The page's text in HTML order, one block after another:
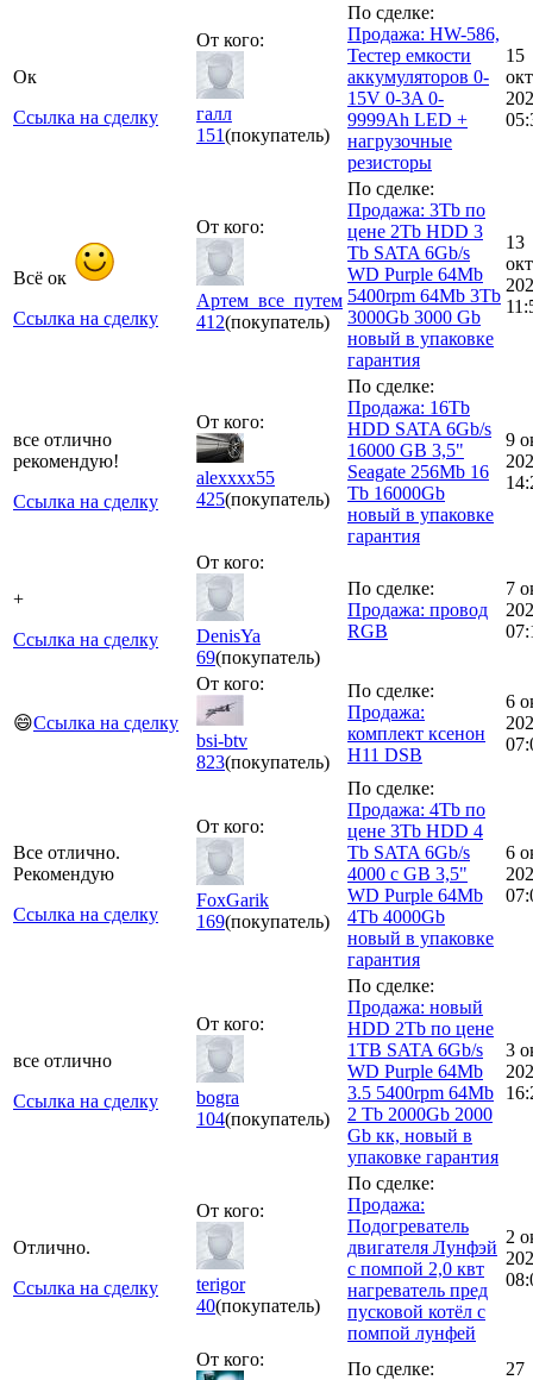
Ок
Ссылка на сделку
От кого:
галл
151(покупатель)
По сделке:
Продажа: HW-586,
Тестер емкости
аккумуляторов 0-
15V 0-3A 0-
9999Ah LED +
нагрузочные
резисторы
15
окт
Всё ок
Ссылка на сделку
От кого:
Артем_все_путем
412(покупатель)
По сделке:
Продажа: 3Tb по
цене 2Tb HDD 3
Tb SATA 6Gb/s
WD Purple 64Mb
5400rpm 64Mb 3Tb
3000Gb 3000 Gb
новый в упаковке
гарантия
13
окт
все отлично
рекомендую!
Ссылка на сделку
От кого:
alexxxx55
425(покупатель)
По сделке:
Продажа: 16Tb
HDD SATA 6Gb/s
16000 GB 3,5"
Seagate 256Mb 16
Tb 16000Gb
новый в упаковке
гарантия
9
+
Ссылка на сделку
От кого:
DenisYa
69(покупатель)
По сделке:
Продажа: провод
RGB
7
😄Ссылка на сделку
От кого:
bsi-btv
823(покупатель)
По сделке:
Продажа:
комплект ксенон
H11 DSB
6
Все отлично.
Рекомендую
Ссылка на сделку
От кого:
FoxGarik
169(покупатель)
По сделке:
Продажа: 4Tb по
цене 3Tb HDD 4
Tb SATA 6Gb/s
4000 c GB 3,5"
WD Purple 64Mb
4Tb 4000Gb
новый в упаковке
гарантия
6
все отлично
Ссылка на сделку
От кого:
bogra
104(покупатель)
По сделке:
Продажа: новый
HDD 2Tb по цене
1TB SATA 6Gb/s
WD Purple 64Mb
3.5 5400rpm 64Mb
2 Tb 2000Gb 2000
Gb кк, новый в
упаковке гарантия
3
Отлично.
Ссылка на сделку
От кого:
terigor
40(покупатель)
По сделке:
Продажа:
Подогреватель
двигателя Лунфэй
с помпой 2,0 квт
нагреватель пред
пусковой котёл с
помпой лунфей
2
От кого:
По сделке:
27